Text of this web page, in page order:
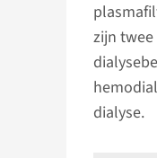
zijn
dialyse.